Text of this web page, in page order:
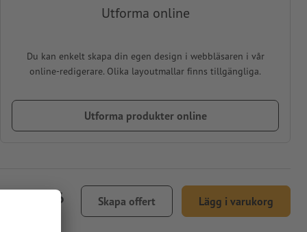
Utforma online
Du kan enkelt skapa din egen design i webbläsaren i vår
online-redigerare. Olika layoutmallar finns tillgängliga.
Utforma produkter online
3.866,96 Skapa offert Lägg i varukorg